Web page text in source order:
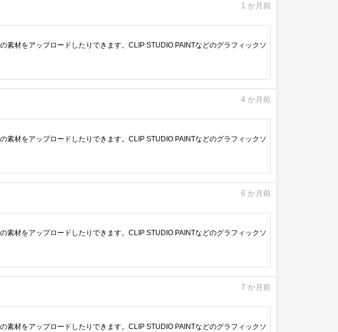
1 か月前
材をアップロードしたりできます。CLIP STUDIO PAINTなどのグラフィックソ
4 か月前
材をアップロードしたりできます。CLIP STUDIO PAINTなどのグラフィックソ
6 か月前
材をアップロードしたりできます。CLIP STUDIO PAINTなどのグラフィックソ
7 か月前
材をアップロードしたりできます。CLIP STUDIO PAINTなどのグラフィックソ